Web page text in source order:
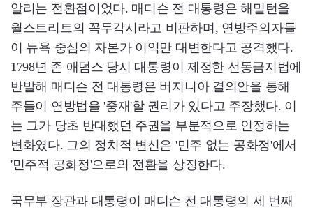
알리는 전환점이었다. 매디슨 전 대통령은 해밀턴을
월스트리트의 꼭두각시라고 비판하며, 연방주의자들
이 뉴욕 중심의 자본가 이익만 대변한다고 공격했다.
1798년 존 애덤스 당시 대통령이 제정한 선동금지법에
반발해 매디슨 전 대통령은 버지니아 결의안을 통해
주들이 연방법을 '중재'할 권리가 있다고 주장했다. 이
는 그가 당초 반대했던 주권을 부분적으로 인정하는
변화였다. 그의 정치적 변신은 '민주 없는 공화정'에서
'민주적 공화정'으로의 전환을 상징한다.
국무부 장관과 대통령이 매디슨 전 대통령의 세 번째